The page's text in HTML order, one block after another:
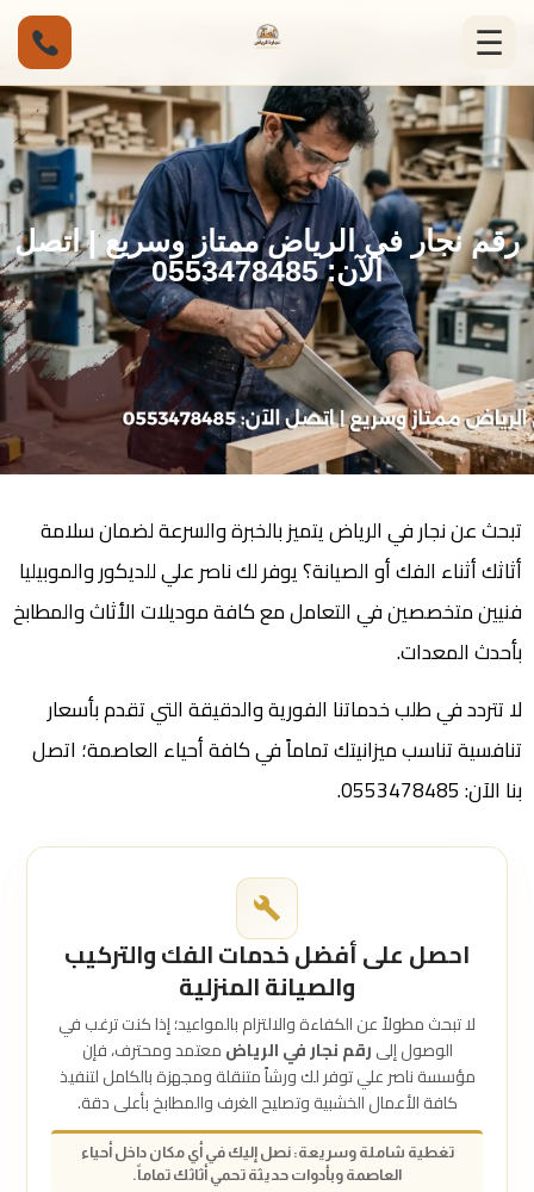
☰
رقم نجار في الرياض ممتاز وسريع | اتصل
الآن: 0553478485
تبحث عن نجار في الرياض يتميز بالخبرة والسرعة لضمان سلامة
أثاثك أثناء الفك أو الصيانة؟ يوفر لك ناصر علي للديكور والموبيليا
فنيين متخصصين في التعامل مع كافة موديلات الأثاث والمطابخ
بأحدث المعدات.
لا تتردد في طلب خدماتنا الفورية والدقيقة التي تقدم بأسعار
تنافسية تناسب ميزانيتك تماماً في كافة أحياء العاصمة؛ اتصل
بنا الآن: 0553478485.
احصل على أفضل خدمات الفك والتركيب
والصيانة المنزلية
لا تبحث مطولاً عن الكفاءة والالتزام بالمواعيد؛ إذا كنت ترغب في
الوصول إلىرقم نجار في الرياضمعتمد ومحترف، فإن
مؤسسة ناصر علي توفر لك ورشاً متنقلة ومجهزة بالكامل لتنفيذ
كافة الأعمال الخشبية وتصليح الغرف والمطابخ بأعلى دقة.
تغطية شاملة وسريعة: نصل إليك في أي مكان داخل أحياء
العاصمة وبأدوات حديثة تحمي أثاثك تماماً.